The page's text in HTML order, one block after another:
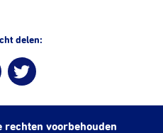
delen:
voorbehouden